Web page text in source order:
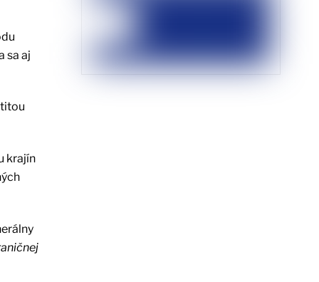
sa aj
krajín